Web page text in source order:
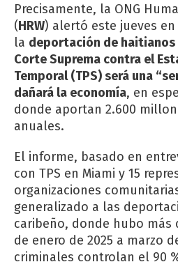
Precisamente, la ONG
(HRW) alertó este jueves
la deportación de
Corte Suprema contra el
Temporal (TPS) será una
dañará la economía, en
donde aportan 2.600
anuales.
El informe, basado en
con TPS en Miami y 15
organizaciones
generalizado a las
caribeño, donde hubo más
de enero de 2025 a marzo
criminales controlan el 90